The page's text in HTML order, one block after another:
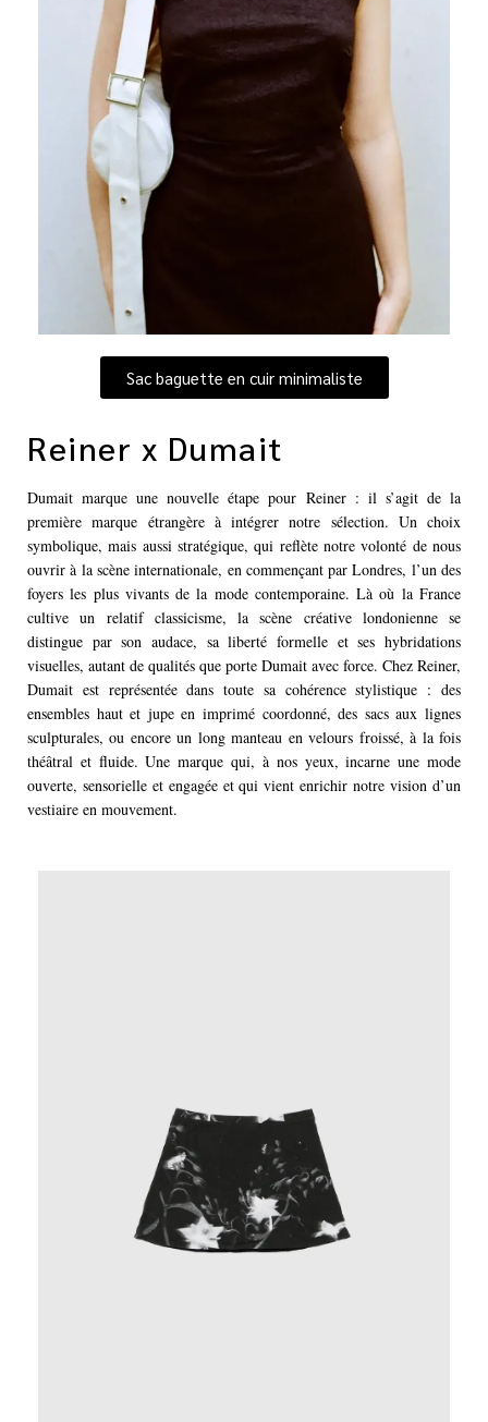
Sac baguette en cuir minimaliste
Reiner x Dumait
Dumait marque une nouvelle étape pour Reiner : il s’agit de la
première marque étrangère à intégrer notre sélection. Un choix
symbolique, mais aussi stratégique, qui reflète notre volonté de nous
ouvrir à la scène internationale, en commençant par Londres, l’un des
foyers les plus vivants de la mode contemporaine. Là où la France
cultive un relatif classicisme, la scène créative londonienne se
distingue par son audace, sa liberté formelle et ses hybridations
visuelles, autant de qualités que porte Dumait avec force. Chez Reiner,
Dumait est représentée dans toute sa cohérence stylistique : des
ensembles haut et jupe en imprimé coordonné, des sacs aux lignes
sculpturales, ou encore un long manteau en velours froissé, à la fois
théâtral et fluide. Une marque qui, à nos yeux, incarne une mode
ouverte, sensorielle et engagée et qui vient enrichir notre vision d’un
vestiaire en mouvement.